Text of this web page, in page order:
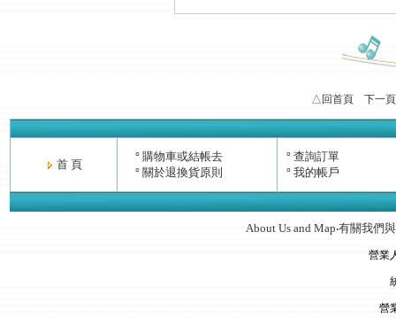
△回首頁 下一頁
首 頁
° 購物車或結帳去
° 關於退換貨原則
° 查詢訂單
° 我的帳戶
About Us and Map‧有關我們
營業
營